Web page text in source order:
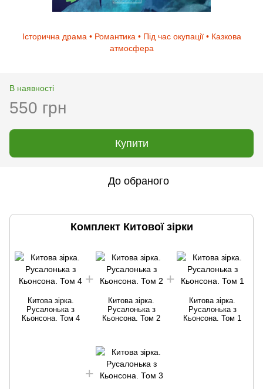
Історична драма • Романтика • Під час окупації • Казкова
атмосфера
В наявності
550 грн
Купити
До обраного
Комплект Китової зірки
Китова зірка.
Русалонька з
Кьонсона. Том 4
Китова зірка.
Русалонька з
Кьонсона. Том 2
Китова зірка.
Русалонька з
Кьонсона. Том 1